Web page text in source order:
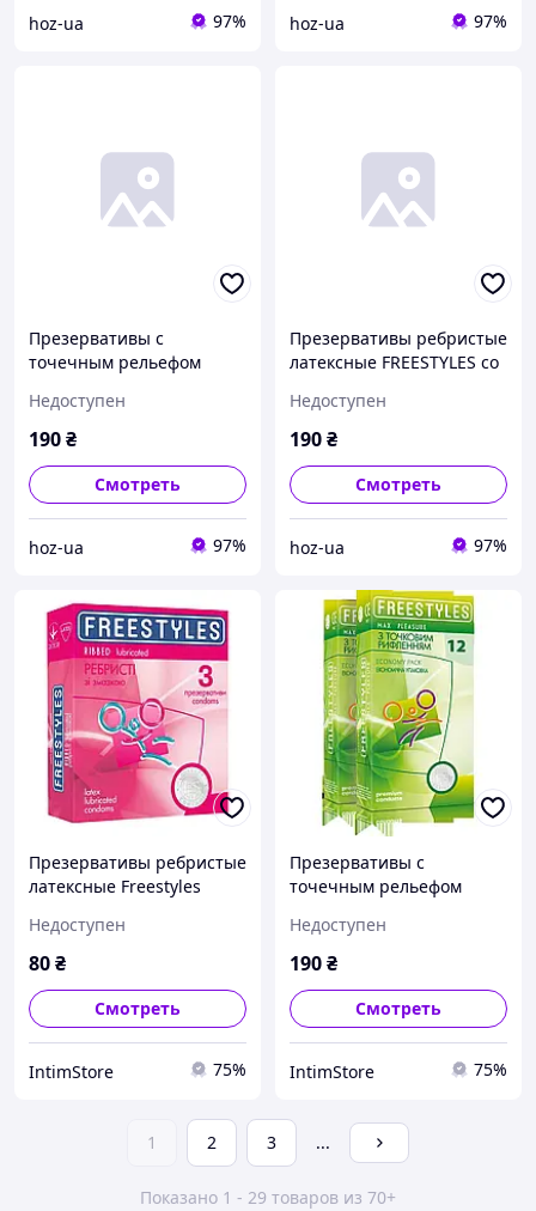
hoz-ua 97% hoz-ua 97%
Презервативы с
точечным рельефом
смазкой, 0.06 мм (цена за
упаковку, 12 шт.)
Недоступен
190₴
Смотреть
hoz-ua 97%
Презервативы ребристые
латексные FREESTYLES со
упаковку, 12 шт.)
Недоступен
190₴
Смотреть
hoz-ua 97%
Презервативы ребристые
латексные Freestyles
мм (цена за упаковку, 3
шт.)
Недоступен
80₴
Смотреть
IntimStore 75%
Презервативы с
точечным рельефом
смазкой, 0.06 мм (цена за
упаковку, 12 шт.) Sex Aura
Недоступен
190₴
Смотреть
IntimStore 75%
1 2 3 ...
Показано 1 - 29 товаров из 70+